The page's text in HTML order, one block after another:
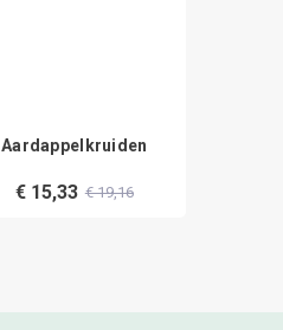
Aardappelkruiden
€ 15,33 € 19,16